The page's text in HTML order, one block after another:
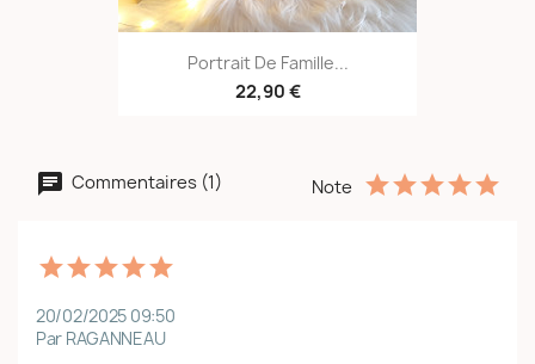
Portrait De Famille...
22,90 €
Commentaires (1) Note
20/02/2025 09:50
Par RAGANNEAU